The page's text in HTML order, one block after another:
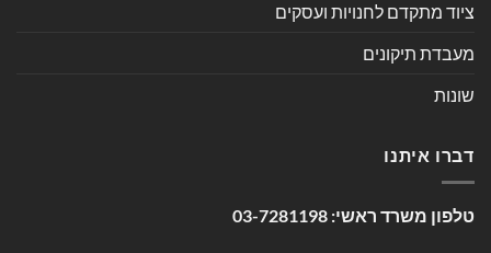
ציוד מתקדם לחנויות ועסקים
מעבדת תיקונים
שונות
דברו איתנו
טלפון משרד ראשי: 03-7281198